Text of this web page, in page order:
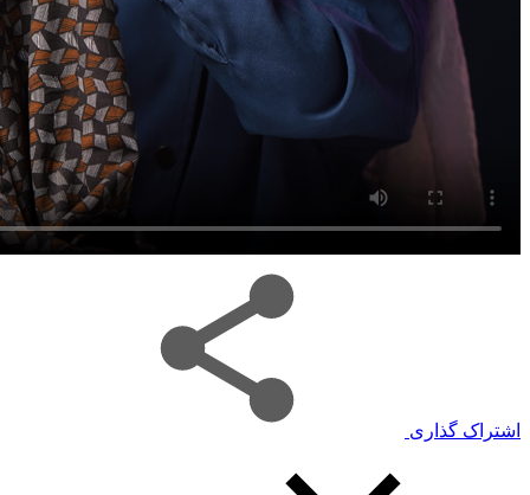
اشتراک گذاری